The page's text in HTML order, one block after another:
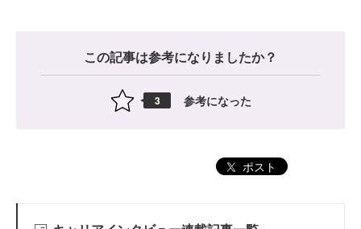
この記事は参考になりましたか？
3 参考になった
ポスト